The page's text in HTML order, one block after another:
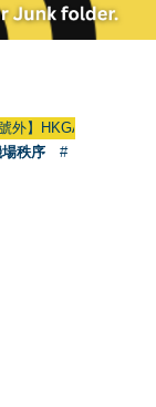
】HKGAY.net已啟動
秩序
#